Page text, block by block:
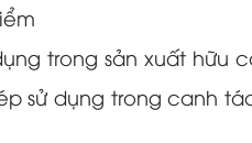
trong sản xuất hữu
sử dụng trong canh